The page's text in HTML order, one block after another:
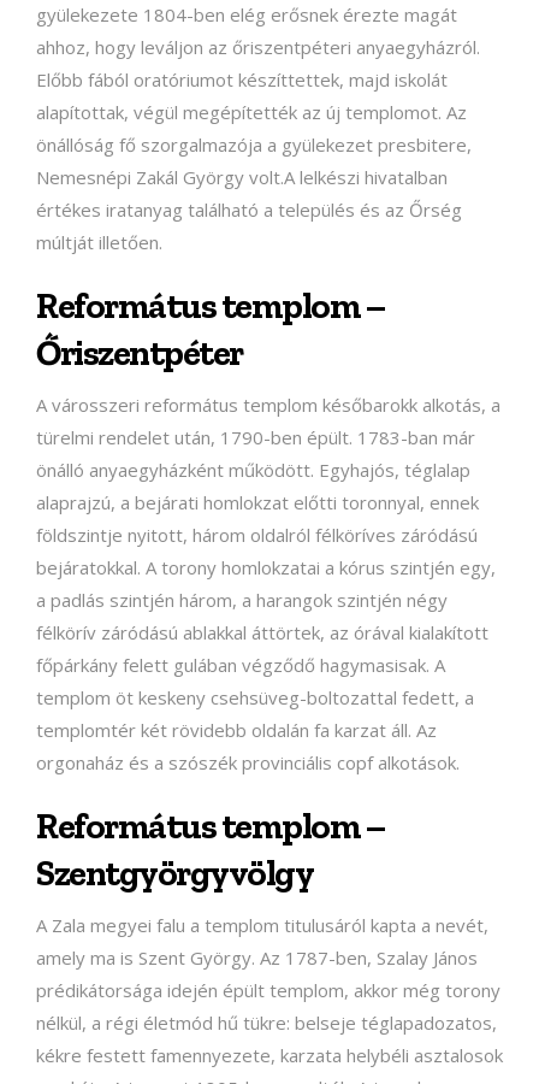
gyülekezete 1804-ben elég erősnek érezte magát
ahhoz, hogy leváljon az őriszentpéteri anyaegyházról.
Előbb fából oratóriumot készíttettek, majd iskolát
alapítottak, végül megépítették az új templomot. Az
önállóság fő szorgalmazója a gyülekezet presbitere,
Nemesnépi Zakál György volt.A lelkészi hivatalban
értékes iratanyag található a település és az Őrség
múltját illetően.
Református templom –
Őriszentpéter
A városszeri református templom későbarokk alkotás, a
türelmi rendelet után, 1790-ben épült. 1783-ban már
önálló anyaegyházként működött. Egyhajós, téglalap
alaprajzú, a bejárati homlokzat előtti toronnyal, ennek
földszintje nyitott, három oldalról félköríves záródású
bejáratokkal. A torony homlokzatai a kórus szintjén egy,
a padlás szintjén három, a harangok szintjén négy
félkörív záródású ablakkal áttörtek, az órával kialakított
főpárkány felett gulában végződő hagymasisak. A
templom öt keskeny csehsüveg-boltozattal fedett, a
templomtér két rövidebb oldalán fa karzat áll. Az
orgonaház és a szószék provinciális copf alkotások.
Református templom –
Szentgyörgyvölgy
A Zala megyei falu a templom titulusáról kapta a nevét,
amely ma is Szent György. Az 1787-ben, Szalay János
prédikátorsága idején épült templom, akkor még torony
nélkül, a régi életmód hű tükre: belseje téglapadozatos,
kékre festett famennyezete, karzata helybéli asztalosok